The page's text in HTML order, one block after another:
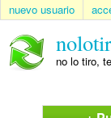
nuevo usuario
no lo tiro,